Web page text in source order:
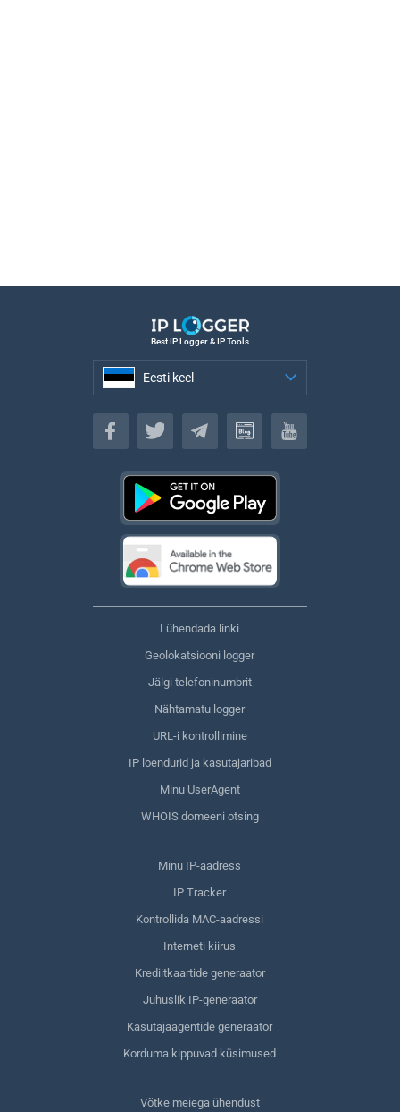
Best IP Logger & IP Tools
Eesti keel
Eesti keel
Lühendada linki
Geolokatsiooni logger
Jälgi telefoninumbrit
Nähtamatu logger
URL-i kontrollimine
IP loendurid ja kasutajaribad
Minu UserAgent
WHOIS domeeni otsing
Minu IP-aadress
IP Tracker
Kontrollida MAC-aadressi
Interneti kiirus
Krediitkaartide generaator
Juhuslik IP-generaator
Kasutajaagentide generaator
Korduma kippuvad küsimused
Võtke meiega ühendust